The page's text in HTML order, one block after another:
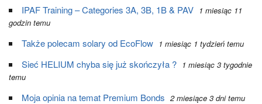
IPAF Training – Categories 3A, 3B, 1B & PAV 1 miesiąc 11
godzin temu
Także polecam solary od EcoFlow 1 miesiąc 1 tydzień temu
Sieć HELIUM chyba się już skończyła ? 1 miesiąc 3 tygodnie
temu
Moja opinia na temat Premium Bonds 2 miesiące 3 dni temu